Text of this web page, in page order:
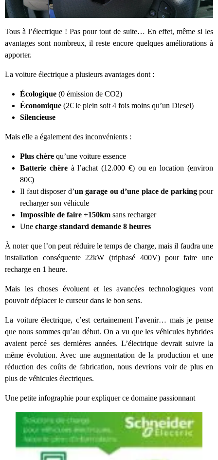
Tous à l’électrique ! Pas pour tout de suite… En effet, même si les
avantages sont nombreux, il reste encore quelques améliorations à
apporter.
La voiture électrique a plusieurs avantages dont :
Écologique (0 émission de CO2)
Économique (2€ le plein soit 4 fois moins qu’un Diesel)
Silencieuse
Mais elle a également des inconvénients :
Plus chère qu’une voiture essence
Batterie chèreà l’achat (12.000 €) ou en location (environ
80€)
Il faut disposer d’un garage ou d’une place de parkingpour
recharger son véhicule
Impossible de faire +150km sans recharger
Une charge standard demande 8 heures
À noter que l’on peut réduire le temps de charge, mais il faudra une
installation conséquente 22kW (triphasé 400V) pour faire une
recharge en 1 heure.
Mais les choses évoluent et les avancées technologiques vont
pouvoir déplacer le curseur dans le bon sens.
La voiture électrique, c’est certainement l’avenir… mais je pense
que nous sommes qu’au début. On a vu que les véhicules hybrides
avaient percé ses dernières années. L’électrique devrait suivre la
même évolution. Avec une augmentation de la production et une
réduction des coûts de fabrication, nous devrions voir de plus en
plus de véhicules électriques.
Une petite infographie pour expliquer ce domaine passionnant